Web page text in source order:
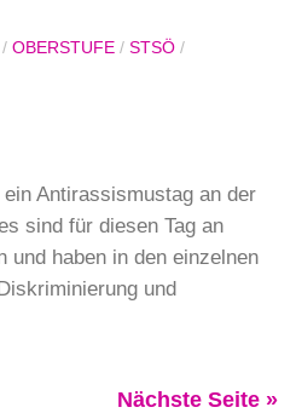
/ OBERSTUFE / STSÖ /
Antirassismustag an der
sind für diesen Tag an
und haben in den einzelnen
und
Nächste Seite »